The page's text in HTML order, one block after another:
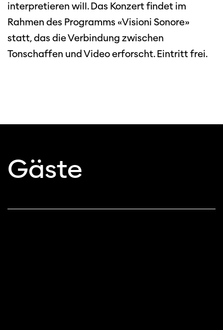
Diese Seite wird mit Internet Explorer
nicht optimal dargestellt. Bitte
interpretieren will. Das Konzert findet im
Rahmen des Programms «Visioni Sonore»
statt, das die Verbindung zwischen
Tonschaffen und Video erforscht. Eintritt frei.
Gäste